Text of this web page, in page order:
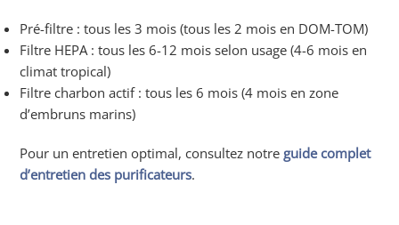
Pré-filtre : tous les 3 mois (tous les 2 mois en DOM-TOM)
Filtre HEPA : tous les 6-12 mois selon usage (4-6 mois en
climat tropical)
Filtre charbon actif : tous les 6 mois (4 mois en zone
d’embruns marins)
Pour un entretien optimal, consultez notre guide complet
d’entretien des purificateurs.